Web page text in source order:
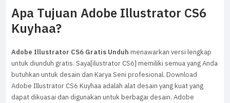
Apa Tujuan Adobe Illustrator CS6
Kuyhaa?
Adobe Illustrator CS6 Gratis Unduh menawarkan versi lengkap
untuk diunduh gratis. Saya[ilustrator CS6] memiliki semua yang Anda
butuhkan untuk desain dan Karya Seni profesional. Download
Adobe Illustrator CS6 Kuyhaa adalah alat desain yang kuat yang
dapat dikuasai dan digunakan untuk berbagai desain. Adobe